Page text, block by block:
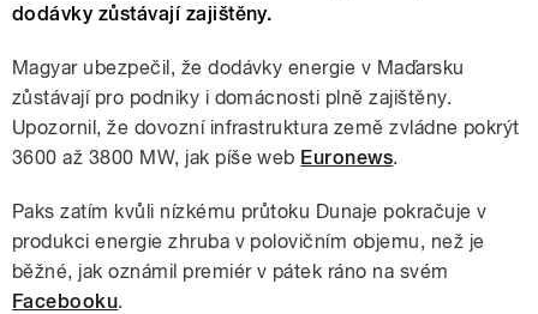
dodávky zůstávají zajištěny.
Magyar ubezpečil, že dodávky energie v Maďarsku
zůstávají pro podniky i domácnosti plně zajištěny.
Upozornil, že dovozní infrastruktura země zvládne pokrýt
3600 až 3800 MW, jak píše web Euronews.
Paks zatím kvůli nízkému průtoku Dunaje pokračuje v
produkci energie zhruba v polovičním objemu, než je
běžné, jak oznámil premiér v pátek ráno na svém
Facebooku.